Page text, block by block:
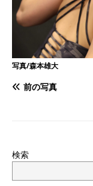
写真/森本雄大
前の写真
検索